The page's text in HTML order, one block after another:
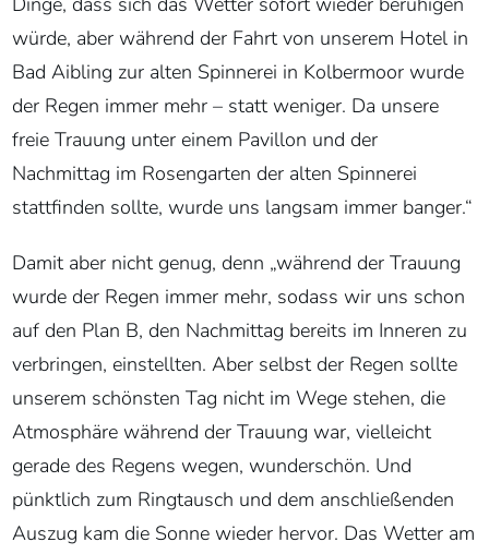
verbringen, einstellten. Aber selbst der Regen sollte
unserem schönsten Tag nicht im Wege stehen, die
Atmosphäre während der Trauung war, vielleicht
gerade des Regens wegen, wunderschön. Und
pünktlich zum Ringtausch und dem anschließenden
Auszug kam die Sonne wieder hervor. Das Wetter am
warm. Im Nachhinein können wir darüber lachen, aber
zeitweise waren wir schon etwas besorgt, dass
eventuell einiges nicht so klappen würde wie wir es
uns wünschten.“
Geklappt hat ja dann doch alles – und ich schätze mal,
die Erwartungen der beiden und ihrer Gäste wurden
übertroffen.